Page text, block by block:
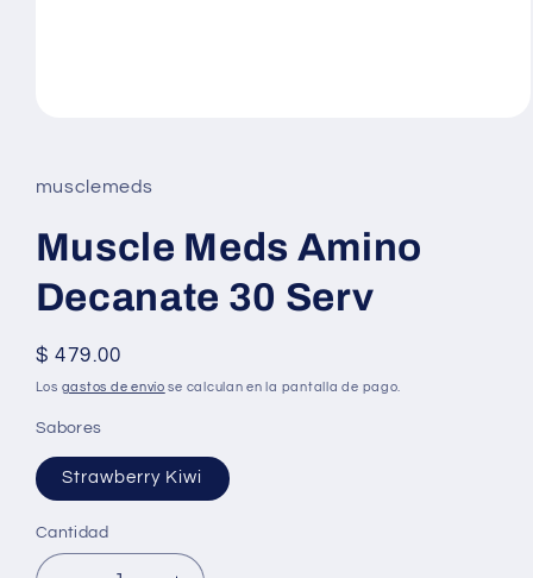
en
ventana
modal
musclemeds
Muscle Meds Amino
Decanate 30 Serv
Precio
habitual
$ 479.00
Los gastos de envío se calculan en la pantalla de pago.
Sabores
Strawberry Kiwi
Cantidad